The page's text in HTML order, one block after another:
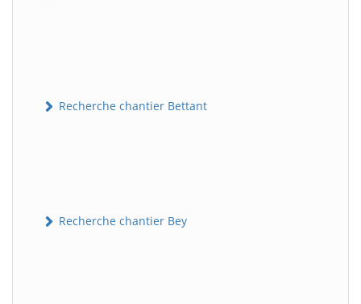
Recherche chantier Bettant
Recherche chantier Bey